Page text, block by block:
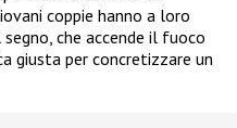
coppie hanno a loro
che accende il fuoco
giusta per concretizzare un